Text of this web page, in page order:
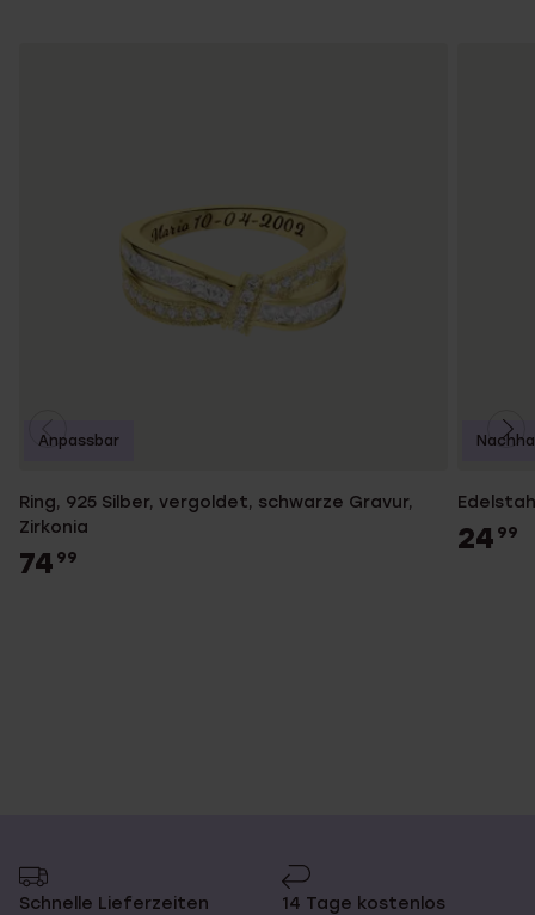
Ring, 925 Silber, vergoldet, schwarze Gravur,
Zirkonia
74 99
Anpassbar
24 99
Schnelle Lieferzeiten
14 Tage kostenlos